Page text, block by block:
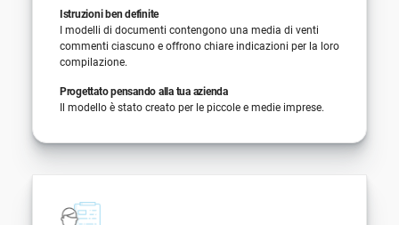
Istruzioni ben definite
I modelli di documenti contengono una media di venti
commenti ciascuno e offrono chiare indicazioni per la loro
compilazione.
Progettato pensando alla tua azienda
Il modello è stato creato per le piccole e medie imprese.